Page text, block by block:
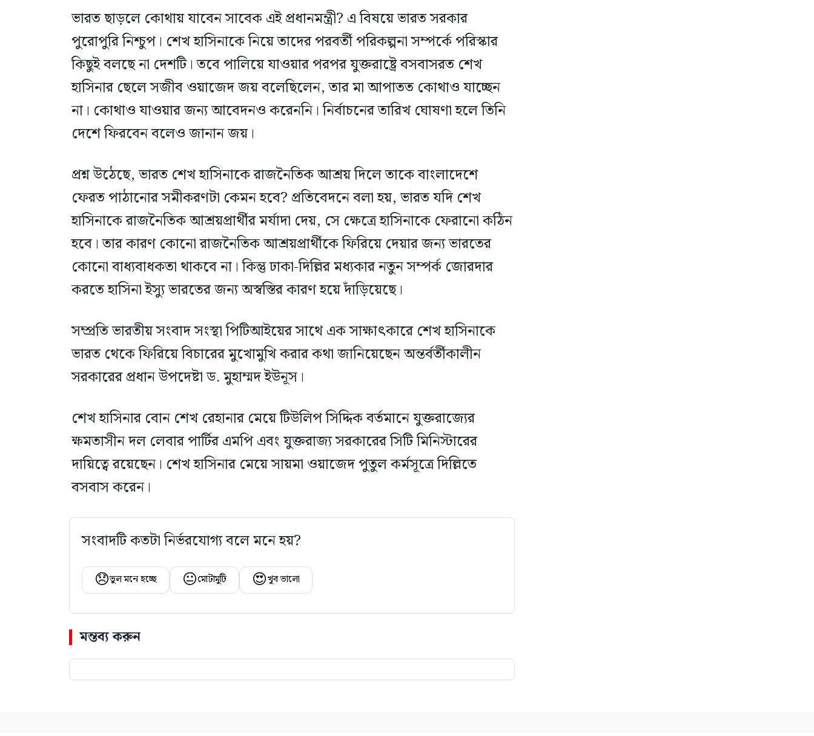
ভারত ছাড়লে কোথায় যাবেন সাবেক এই প্রধানমন্ত্রী? এ বিষয়ে ভারত সরকার
পুরোপুরি নিশ্চুপ। শেখ হাসিনাকে নিয়ে তাদের পরবর্তী পরিকল্পনা সম্পর্কে পরিস্কার
কিছুই বলছে না দেশটি। তবে পালিয়ে যাওয়ার পরপর যুক্তরাষ্ট্রে বসবাসরত শেখ
হাসিনার ছেলে সজীব ওয়াজেদ জয় বলেছিলেন, তার মা আপাতত কোথাও যাচ্ছেন
না। কোথাও যাওয়ার জন্য আবেদনও করেননি। নির্বাচনের তারিখ ঘোষণা হলে তিনি
দেশে ফিরবেন বলেও জানান জয়।
প্রশ্ন উঠেছে, ভারত শেখ হাসিনাকে রাজনৈতিক আশ্রয় দিলে তাকে বাংলাদেশে
ফেরত পাঠানোর সমীকরণটা কেমন হবে? প্রতিবেদনে বলা হয়, ভারত যদি শেখ
হাসিনাকে রাজনৈতিক আশ্রয়প্রার্থীর মর্যাদা দেয়, সে ক্ষেত্রে হাসিনাকে ফেরানো কঠিন
হবে। তার কারণ কোনো রাজনৈতিক আশ্রয়প্রার্থীকে ফিরিয়ে দেয়ার জন্য ভারতের
কোনো বাধ্যবাধকতা থাকবে না। কিন্তু ঢাকা-দিল্লির মধ্যকার নতুন সম্পর্ক জোরদার
করতে হাসিনা ইস্যু ভারতের জন্য অস্বস্তির কারণ হয়ে দাঁড়িয়েছে।
সম্প্রতি ভারতীয় সংবাদ সংস্থা পিটিআইয়ের সাথে এক সাক্ষাৎকারে শেখ হাসিনাকে
ভারত থেকে ফিরিয়ে বিচারের মুখোমুখি করার কথা জানিয়েছেন অন্তর্বর্তীকালীন
সরকারের প্রধান উপদেষ্টা ড. মুহাম্মদ ইউনূস।
শেখ হাসিনার বোন শেখ রেহানার মেয়ে টিউলিপ সিদ্দিক বর্তমানে যুক্তরাজ্যের
ক্ষমতাসীন দল লেবার পার্টির এমপি এবং যুক্তরাজ্য সরকারের সিটি মিনিস্টারের
দায়িত্বে রয়েছেন। শেখ হাসিনার মেয়ে সায়মা ওয়াজেদ পুতুল কর্মসূত্রে দিল্লিতে
বসবাস করেন।
সংবাদটি কতটা নির্ভরযোগ্য বলে মনে হয়?
😞ভুল মনে হচ্ছে 😐মোটামুটি 😍খুব ভালো
মন্তব্য করুন